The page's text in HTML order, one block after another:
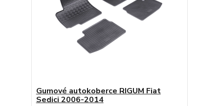
Gumové autokoberce RIGUM Fiat
Sedici 2006-2014